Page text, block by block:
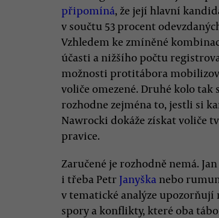
připomíná, že její hlavní
v součtu 53 procent
Vzhledem ke zmíněné
účasti a nižšího počtu
možnosti protitábora
voliče omezené. Druhé kolo tak
rozhodne zejména to, jestli si
Nawrocki dokáže získat voliče
pravice.
Zaručené je rozhodně nemá. Jan
i třeba Petr Janyška nebo
v tematické analýze upozorňují
spory a konflikty, které oba